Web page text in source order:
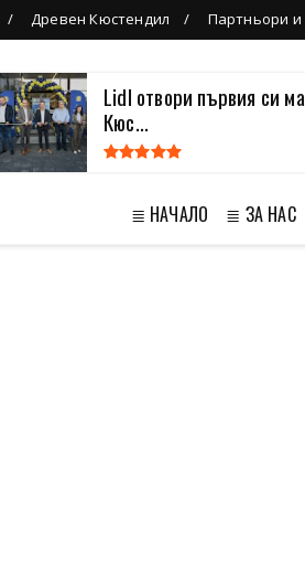
Древен Кюстендил Партньори и
Lidl отвори първия си
Кюс...
≣ НАЧАЛО ≣ ЗА НАС